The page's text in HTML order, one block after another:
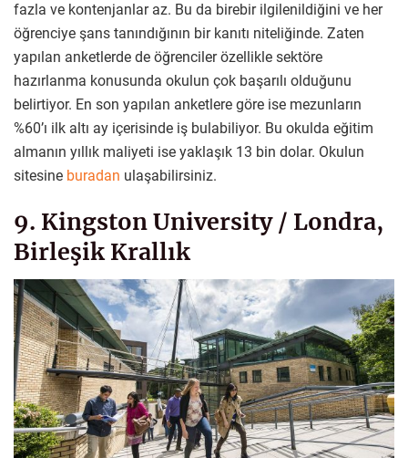
fazla ve kontenjanlar az. Bu da birebir ilgilenildiğini ve her
öğrenciye şans tanındığının bir kanıtı niteliğinde. Zaten
yapılan anketlerde de öğrenciler özellikle sektöre
hazırlanma konusunda okulun çok başarılı olduğunu
belirtiyor. En son yapılan anketlere göre ise mezunların
%60’ı ilk altı ay içerisinde iş bulabiliyor. Bu okulda eğitim
almanın yıllık maliyeti ise yaklaşık 13 bin dolar. Okulun
sitesine buradan ulaşabilirsiniz.
9. Kingston University / Londra,
Birleşik Krallık